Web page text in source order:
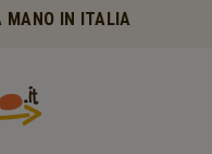
MANO IN ITALIA